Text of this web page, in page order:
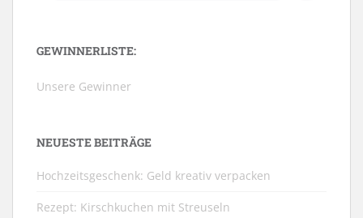
GEWINNERLISTE:
Unsere Gewinner
NEUESTE BEITRÄGE
Hochzeitsgeschenk: Geld kreativ verpacken
Rezept: Kirschkuchen mit Streuseln